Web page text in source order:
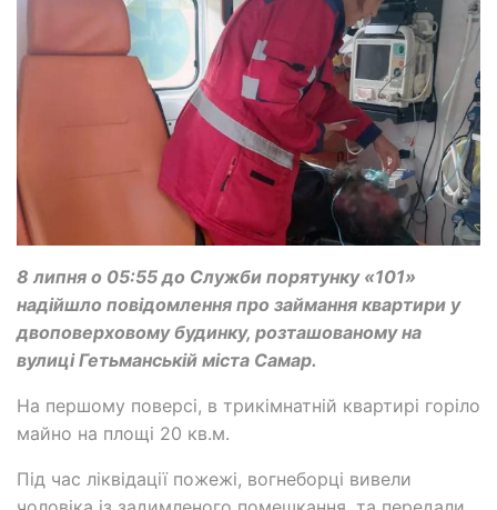
8 липня о 05:55 до Служби порятунку «101»
надійшло повідомлення про займання квартири у
двоповерховому будинку, розташованому на
вулиці Гетьманській міста Самар.
На першому поверсі, в трикімнатній квартирі горіло
майно на площі 20 кв.м.
Під час ліквідації пожежі, вогнеборці вивели